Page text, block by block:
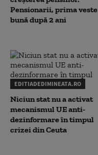
Pensionarii, prima veste
bună după 2 ani
EDITIADEDIMINEATA.RO
Niciun stat nu a activat
mecanismul UE anti-
dezinformare în timpul
crizei din Ceuta